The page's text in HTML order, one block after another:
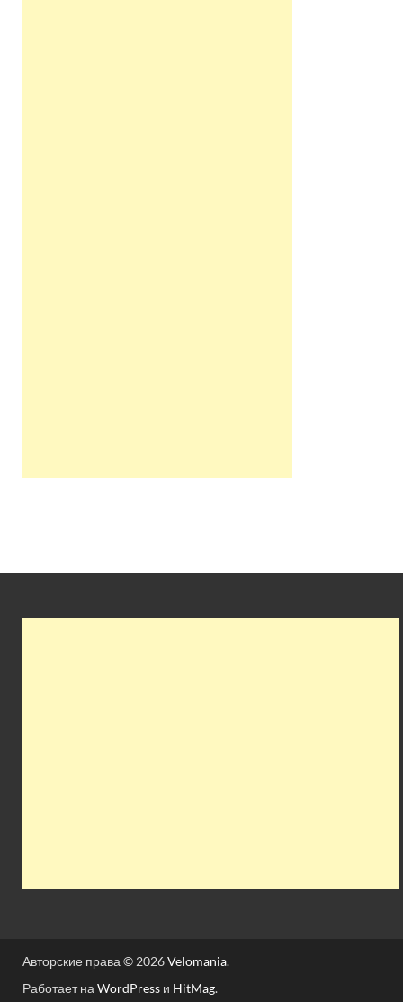
Авторские права © 2026Velomania.
Работает на WordPress и HitMag.